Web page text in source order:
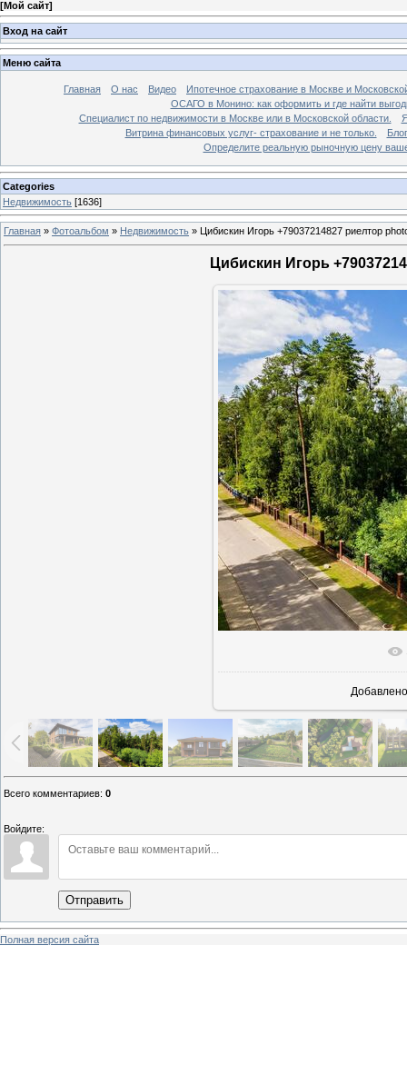
[Мой сайт]
Вход на сайт
Меню сайта
Главная О нас Видео
Ипотечное страхование в Москве и
ОСАГО в Монино: как оформить и где найти
Специалист по недвижимости в Москве или в Московской области.
Витрина финансовых услуг- страхование и не только.
Блог
Определите реальную рыночную цену
Categories
Недвижимость [1636]
Главная » Фотоальбом » Недвижимость » Цибискин Игорь +79037214827 риелтор
Цибискин Игорь
В
Добавлено
Всего комментариев: 0
Войдите:
Отправить
Полная версия сайта